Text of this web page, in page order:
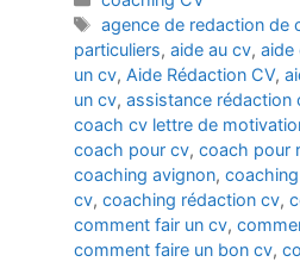
Étiquettes
agence de redaction de
particuliers, aide au cv, aide
un cv, Aide Rédaction CV,
un cv, assistance rédaction
coach cv lettre de
coach pour cv, coach pour
coaching avignon,
cv, coaching rédaction cv,
comment fair un cv,
comment faire un bon cv,